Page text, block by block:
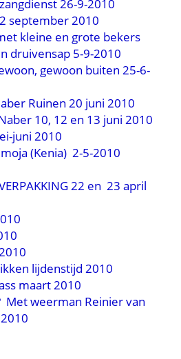
26-9-2010
september 2010
kleine en grote bekers
druivensap 5-9-2010
gewoon buiten 25-6-
Ruinen 20 juni 2010
10, 12 en 13 juni 2010
juni 2010
(Kenia) 2-5-2010
22 en 23 april
lijdenstijd 2010
maart 2010
Met weerman Reinier van